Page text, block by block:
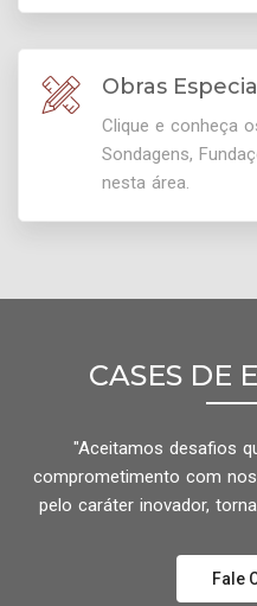
Obras
Clique e conheça
Sondagens,
nesta área.
CASES DE
"Aceitamos desafios
comprometimento com
pelo caráter inovador,
Fale